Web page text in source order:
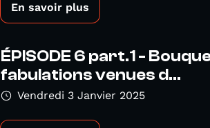
En savoir plus
ÉPISODE 6 part.1 -
fabulations venues d...
Vendredi 3 Janvier 2025